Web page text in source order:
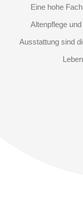
Eine hohe
Altenpflege
Ausstattung sind